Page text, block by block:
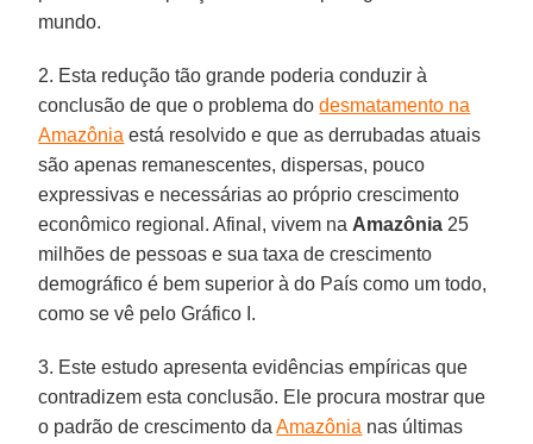
mundo.
2. Esta redução tão grande poderia conduzir à
conclusão de que o problema dodesmatamento na
Amazônia está resolvido e que as derrubadas atuais
são apenas remanescentes, dispersas, pouco
expressivas e necessárias ao próprio crescimento
econômico regional. Afinal, vivem na Amazônia 25
milhões de pessoas e sua taxa de crescimento
demográfico é bem superior à do País como um todo,
como se vê pelo Gráfico I.
3. Este estudo apresenta evidências empíricas que
contradizem esta conclusão. Ele procura mostrar que
o padrão de crescimento daAmazônia nas últimas